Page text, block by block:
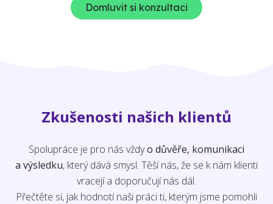
Domluvit si konzultaci
Zkušenosti našich klientů
Spolupráce je pro nás vždyo důvěře, komunikaci
a výsledku, který dává smysl. Těší nás, že se k nám klienti
vracejí a doporučují nás dál.
Přečtěte si, jak hodnotí naši práci ti, kterým jsme pomohli